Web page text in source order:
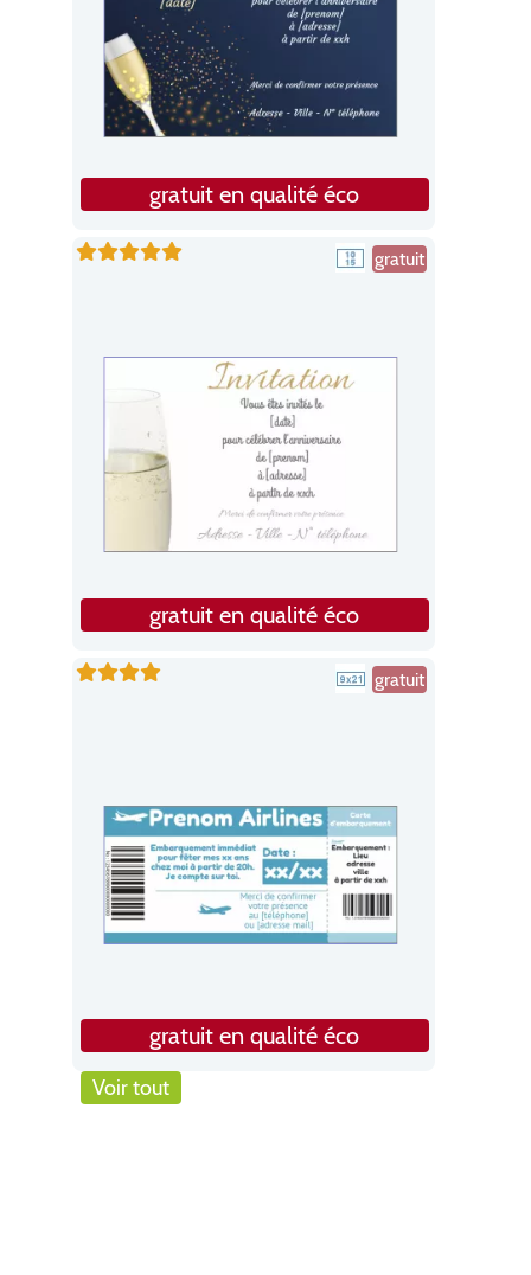
gratuit en qualité éco
gratuit
gratuit en qualité éco
gratuit
gratuit en qualité éco
Voir tout